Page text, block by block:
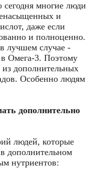
сегодня многие люди
и
даже если
и полноценно.
лучшем случае -
в Омега-3. Поэтому
дополнительных
Особенно людям
дополнительно
людей, которые
дополнительном
нутриентов: